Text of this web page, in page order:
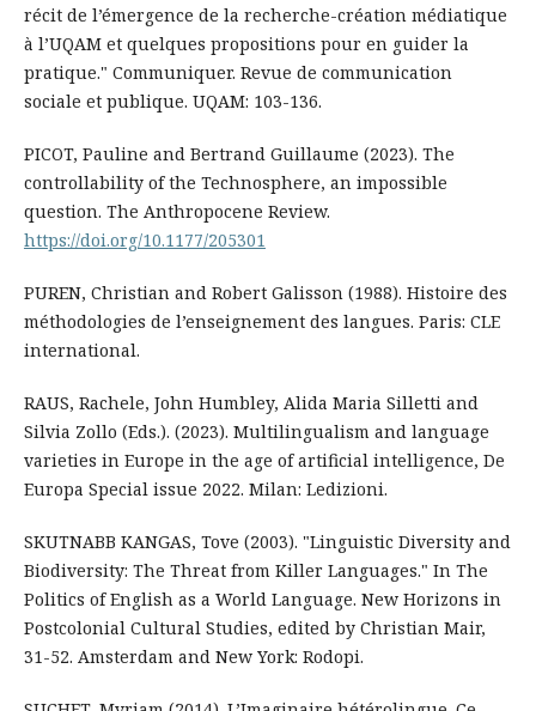
récit de l’émergence de la recherche-création médiatique
à l’UQAM et quelques propositions pour en guider la
pratique." Communiquer. Revue de communication
sociale et publique. UQAM: 103-136.
PICOT, Pauline and Bertrand Guillaume (2023). The
controllability of the Technosphere, an impossible
question. The Anthropocene Review.
https://doi.org/10.1177/205301
PUREN, Christian and Robert Galisson (1988). Histoire des
méthodologies de l’enseignement des langues. Paris: CLE
international.
RAUS, Rachele, John Humbley, Alida Maria Silletti and
Silvia Zollo (Eds.). (2023). Multilingualism and language
varieties in Europe in the age of artificial intelligence, De
Europa Special issue 2022. Milan: Ledizioni.
SKUTNABB KANGAS, Tove (2003). "Linguistic Diversity and
Biodiversity: The Threat from Killer Languages." In The
Politics of English as a World Language. New Horizons in
Postcolonial Cultural Studies, edited by Christian Mair,
31-52. Amsterdam and New York: Rodopi.